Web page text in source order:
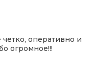
оперативно и
огромное!!!